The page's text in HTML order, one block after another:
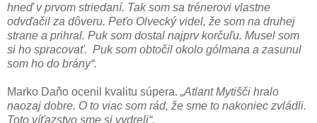
hneď v prvom striedaní. Tak som sa trénerovi vlastne
odvďačil za dôveru. Peťo Olvecký videl, že som na druhej
strane a prihral. Puk som dostal najprv korčuľu. Musel som
si ho spracovať. Puk som obtočil okolo gólmana a zasunul
som ho do brány“.
Marko Daňo ocenil kvalitu súpera. „Atlant Mytišči hralo
naozaj dobre. O to viac som rád, že sme to nakoniec zvládli.
Toto víťazstvo sme si vydreli“.